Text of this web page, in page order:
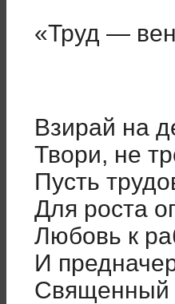
«Труд —
Взирай на
Твори, не
Пусть
Для роста
Любовь к
И
Священный